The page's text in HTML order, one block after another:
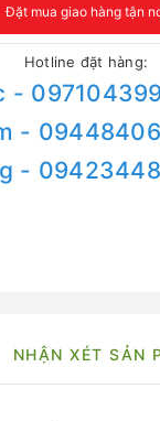
Đặt mua giao hàng tận
Hotline đặt hàng:
-
-
-
NHẬN XÉT SẢN